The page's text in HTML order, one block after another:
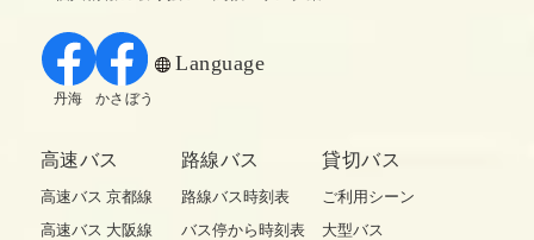
Language
丹海 かさぼう
高速バス
高速バス 京都線
高速バス 大阪線
路線バス
路線バス時刻表
バス停から時刻表
貸切バス
ご利用シーン
大型バス